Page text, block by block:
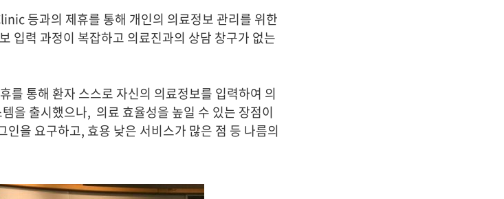
등과의 제휴를 통해 개인의 의료정보 관리를 위한
입력 과정이 복잡하고 의료진과의 상담 창구가 없는
통해 환자 스스로 자신의 의료정보를 입력하여 의
을 출시했으나, 의료 효율성을 높일 수 있는 장점이
을 요구하고, 효용 낮은 서비스가 많은 점 등 나름의